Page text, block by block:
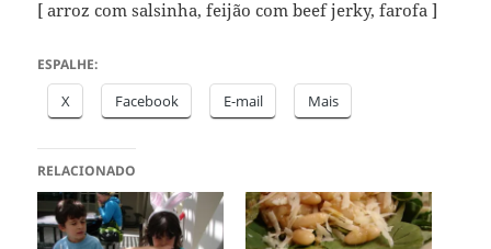
[ arroz com salsinha, feijão com beef jerky, farofa ]
ESPALHE:
X Facebook E-mail Mais
RELACIONADO